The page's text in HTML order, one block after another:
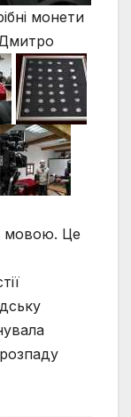
монети
мовою. Це